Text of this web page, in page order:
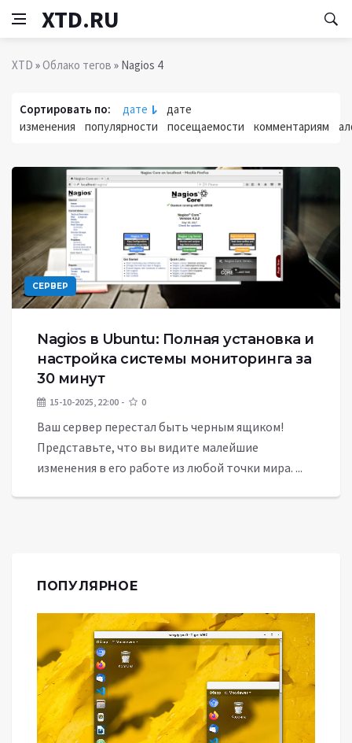
XTD.RU
XTD »Облако тегов » Nagios 4
Сортировать по: дате
дате
изменения
популярности посещаемости комментариям
СЕРВЕР
Nagios в Ubuntu: Полная установка и
настройка системы мониторинга за
30 минут
15-10-2025, 22:00 0
Ваш сервер перестал быть черным ящиком!
Представьте, что вы видите малейшие
изменения в его работе из любой точки мира. ...
ПОПУЛЯРНОЕ